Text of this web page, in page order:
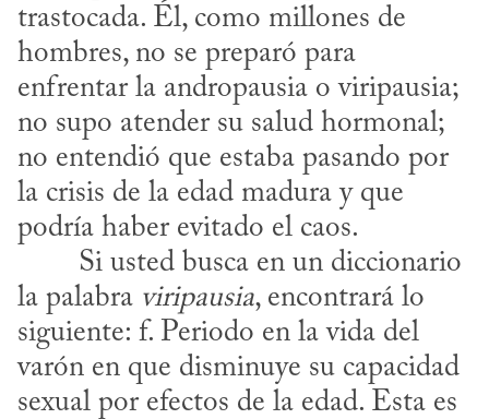
trastocada. Él, como millones de
hombres, no se preparó para
enfrentar la andropausia o viripausia;
no supo atender su salud hormonal;
no entendió que estaba pasando por
la crisis de la edad madura y que
podría haber evitado el caos.
la palabra viripausia, encontrará lo
siguiente: f. Periodo en la vida del
varón en que disminuye su capacidad
sexual por efectos de la edad. Esta es